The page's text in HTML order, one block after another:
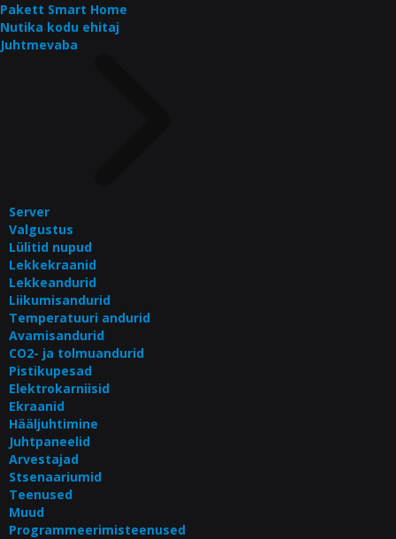
Pakett Smart Home
Nutika kodu ehitaj
Juhtmevaba
Server
Valgustus
Lülitid nupud
Lekkekraanid
Lekkeandurid
Liikumisandurid
Temperatuuri andurid
Avamisandurid
CO2- ja tolmuandurid
Pistikupesad
Elektrokarniisid
Ekraanid
Hääljuhtimine
Juhtpaneelid
Arvestajad
Stsenaariumid
Teenused
Muud
Programmeerimisteenused